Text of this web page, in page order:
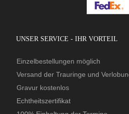
UNSER SERVICE - IHR VORTEIL
Einzelbestellungen möglich
Versand der Trauringe und
Gravur kostenlos
Echtheitszertifikat